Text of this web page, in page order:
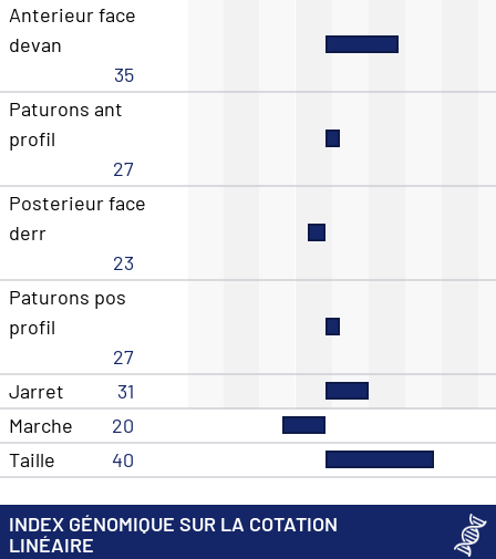
Anterieur face
devan
35
Paturons ant
profil
27
Posterieur face
derr
23
Paturons pos
profil
27
Jarret
31
Marche
20
Taille
40
INDEX GÉNOMIQUE SUR LA COTATION
LINÉAIRE